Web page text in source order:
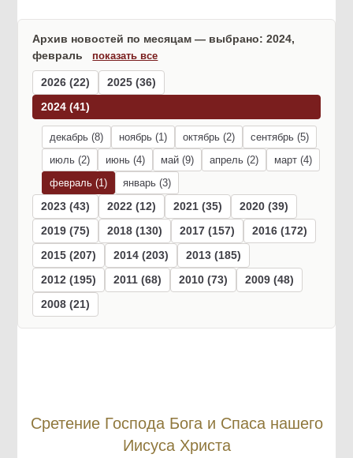
Архив новостей по месяцам — выбрано: 2024,
февраль
показать все
2026 (22)
2025 (36)
2024 (41)
декабрь (8) ноябрь (1) октябрь (2)
сентябрь (5)
июль (2)
июнь (4) май (9) апрель (2)
март (4)
февраль (1)
январь (3)
2023 (43) 2022 (12) 2021 (35)
2020 (39)
2019 (75)
2018 (130) 2017 (157)
2016 (172)
2015 (207)
2014 (203)
2013 (185)
2012 (195)
2011 (68) 2010 (73)
2009 (48)
2008 (21)
Сретение Господа Бога и Спаса нашего
Иисуса Христа